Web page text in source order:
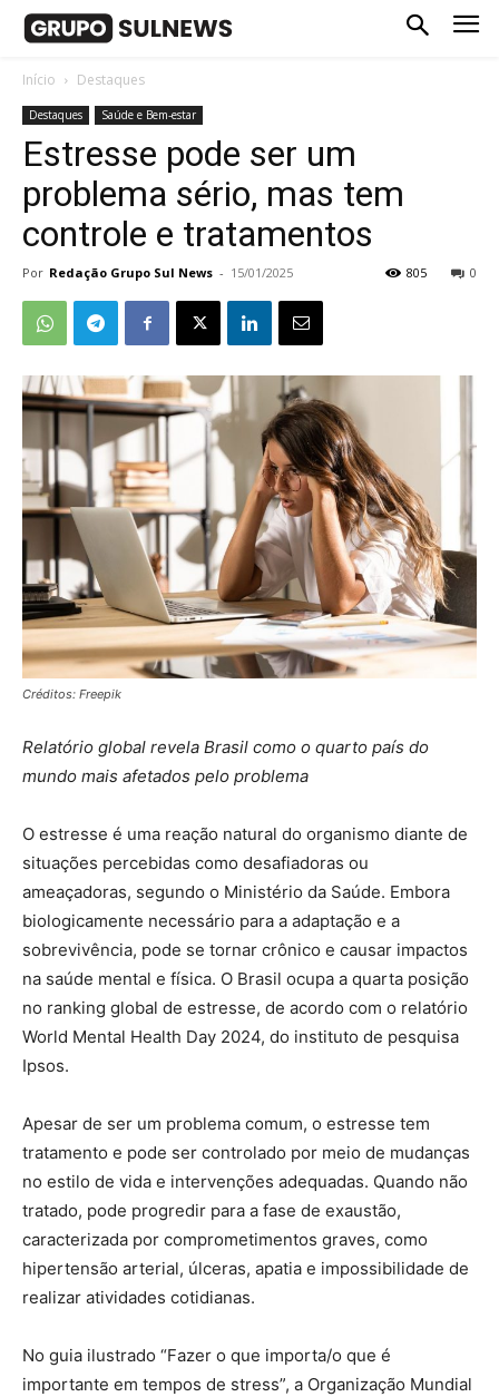
Início Destaques
Destaques Saúde e Bem-estar
Estresse pode ser um
problema sério, mas tem
controle e tratamentos
Por Redação Grupo Sul News - 15/01/2025 0
805
Créditos: Freepik
Relatório global revela Brasil como o quarto país do
mundo mais afetados pelo problema
O estresse é uma reação natural do organismo diante de
situações percebidas como desafiadoras ou
ameaçadoras, segundo o Ministério da Saúde. Embora
biologicamente necessário para a adaptação e a
sobrevivência, pode se tornar crônico e causar impactos
na saúde mental e física. O Brasil ocupa a quarta posição
no ranking global de estresse, de acordo com o relatório
World Mental Health Day 2024, do instituto de pesquisa
Ipsos.
Apesar de ser um problema comum, o estresse tem
tratamento e pode ser controlado por meio de mudanças
no estilo de vida e intervenções adequadas. Quando não
tratado, pode progredir para a fase de exaustão,
caracterizada por comprometimentos graves, como
hipertensão arterial, úlceras, apatia e impossibilidade de
realizar atividades cotidianas.
No guia ilustrado “Fazer o que importa/o que é
importante em tempos de stress”, a Organização Mundial